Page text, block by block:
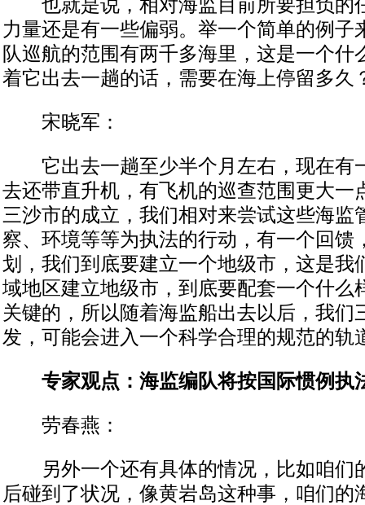
也就是说，相对海监目前所要担负的
力量还是有一些偏弱。举一个简单的例子
队巡航的范围有两千多海里，这是一个什
着它出去一趟的话，需要在海上停留多久
宋晓军：
它出去一趟至少半个月左右，现在有
去还带直升机，有飞机的巡查范围更大一
三沙市的成立，我们相对来尝试这些海监
察、环境等等为执法的行动，有一个回馈
划，我们到底要建立一个地级市，这是我
域地区建立地级市，到底要配套一个什么
关键的，所以随着海监船出去以后，我们
发，可能会进入一个科学合理的规范的轨
专家观点：海监编队将按国际惯例执
劳春燕：
另外一个还有具体的情况，比如咱们
后碰到了状况，像黄岩岛这种事，咱们的